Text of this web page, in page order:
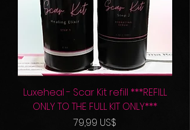
Luxeheal - Scar Kit refill ***REFILL
ONLY TO THE FULL KIT ONLY***
Precio
79,99 US$